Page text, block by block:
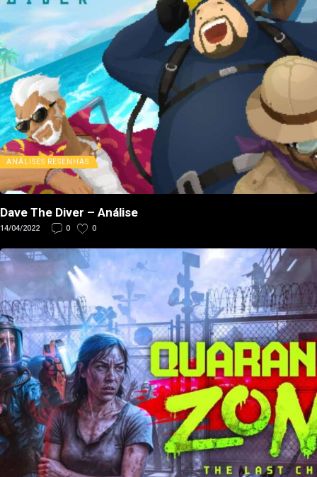
SOBRE NÓS
ANÁLISES RESENHAS
Dave The Diver – Análise
14/04/2022 0 0